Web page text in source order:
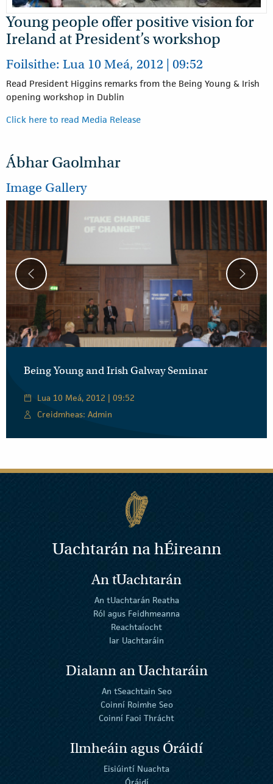
Young people offer positive vision for
Ireland at President’s workshop
Foilsithe: Lua 10 Meá, 2012 | 09:52
Read President Higgins remarks from the Being Young & Irish
opening workshop in Dublin
Click here to read Media Release
Ábhar Gaolmhar
Image Gallery
Being Young and Irish Galway Seminar
Lua 10 Meá, 2012 | 09:52
Creidmheas: Admin
Uachtarán nahÉireann
An tUachtarán
An tUachtarán Reatha
Ról agus Feidhmeanna
Reachtaíocht
Iar Uachtaráin
Dialann an Uachtaráin
An tSeachtain Seo
Coinní Roimhe Seo
Coinní Faoi Thrácht
Ilmheáin agus Óráidí
Eisiúintí Nuachta